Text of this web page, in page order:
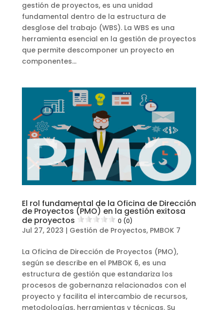
gestión de proyectos, es una unidad
fundamental dentro de la estructura de
desglose del trabajo (WBS). La WBS es una
herramienta esencial en la gestión de proyectos
que permite descomponer un proyecto en
componentes...
El rol fundamental de la Oficina de Dirección
de Proyectos (PMO) en la gestión exitosa
de proyectos
0 (0)
Jul 27, 2023 | Gestión de Proyectos, PMBOK 7
La Oficina de Dirección de Proyectos (PMO),
según se describe en el PMBOK 6, es una
estructura de gestión que estandariza los
procesos de gobernanza relacionados con el
proyecto y facilita el intercambio de recursos,
metodologías, herramientas y técnicas. Su